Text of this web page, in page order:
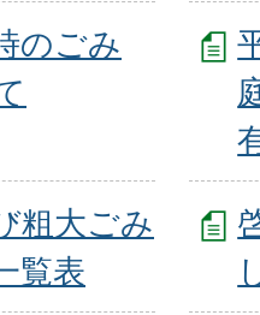
のごみ
粗大ごみ
覧表